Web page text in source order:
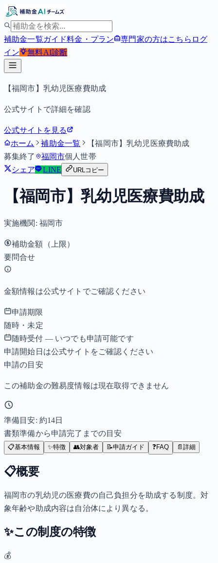
補助金一覧ガイド料金・プラン 専門家の方はこちら ログ
イン
無料AI診断
【福岡市】乳幼児医療費助成
公式サイトで詳細を確認
公式サイトを見る
ホーム
補助金一覧
【福岡市】乳幼児医療費助成
募集終了
福岡市個人世帯
シェア
LINE URLコピー
【福岡市】乳幼児医療費助成
実施機関: 福岡市
補助金額（上限）
要問合せ
金額情報は公式サイトでご確認ください
申請期限
随時・未定
随時受付 — いつでも申請可能です
申請開始日は公式サイトをご確認ください
申請の目安
この補助金の難易度情報は現在取得できません
準備目安: 約14日
書類準備から申請完了までの目安
📋基本情報 ✨特徴 👥対象者 📝申請ガイド ❓FAQ 📄 詳細
📋概要
福岡市の乳幼児の医療費の自己負担分を助成する制度。対
象年齢や助成内容は自治体により異なる。
✨この制度の特徴
💰